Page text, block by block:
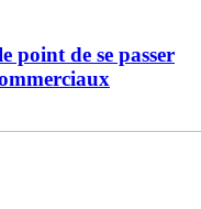
point de se passer